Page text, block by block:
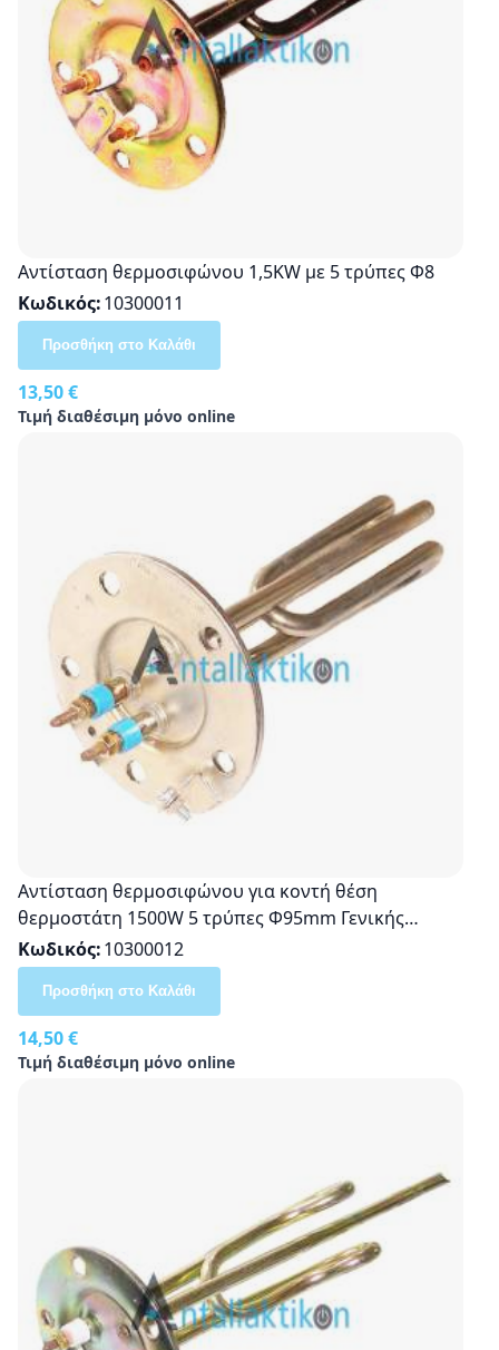
Αντίσταση θερμοσιφώνου 1,5KW με 5 τρύπες Φ8
Κωδικός 10300011
13,50 €
Τιμή διαθέσιμη μόνο online
Προσθήκη στο Καλάθι
Αντίσταση θερμοσιφώνου για κοντή θέση
θερμοστάτη 1500W 5 τρύπες Φ95mm Γενικής
Χρήσης
Κωδικός 10300012
14,50 €
Τιμή διαθέσιμη μόνο online
Προσθήκη στο Καλάθι